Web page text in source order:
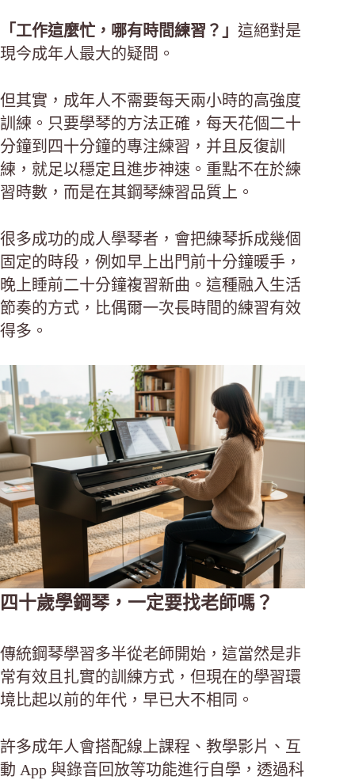
「工作這麼忙，哪有時間練習？」 這絕對是
現今成年人最大的疑問。
但其實，成年人不需要每天兩小時的高強度
訓練。只要學琴的方法正確，每天花個二十
分鐘到四十分鐘的專注練習，并且反復訓
練，就足以穩定且進步神速。重點不在於練
習時數，而是在其鋼琴練習品質上。
很多成功的成人學琴者，會把練琴拆成幾個
固定的時段，例如早上出門前十分鐘暖手，
晚上睡前二十分鐘複習新曲。這種融入生活
節奏的方式，比偶爾一次長時間的練習有效
得多。
四十歲學鋼琴，一定要找老師嗎？
傳統鋼琴學習多半從老師開始，這當然是非
常有效且扎實的訓練方式，但現在的學習環
境比起以前的年代，早已大不相同。
許多成年人會搭配線上課程、教學影片、互
動 App 與錄音回放等功能進行自學，透過科